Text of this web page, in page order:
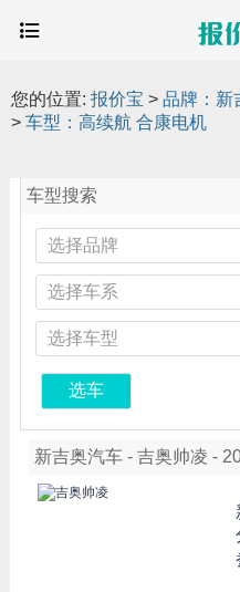
您的位置: 报价宝 > 品牌：新
> 车型：高续航 合康电机
车型搜索
选择品牌
选择车系
选择车型
选车
新吉奥汽车 - 吉奥帅凌 -